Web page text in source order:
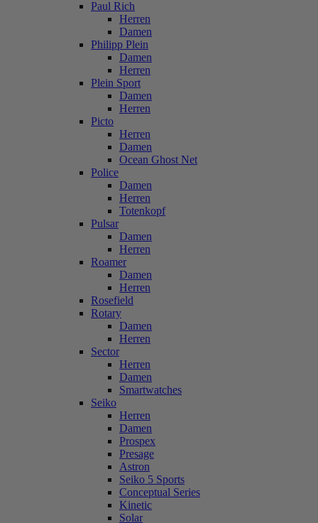
Paul Rich
Herren
Damen
Philipp Plein
Damen
Herren
Plein Sport
Damen
Herren
Picto
Herren
Damen
Ocean Ghost Net
Police
Damen
Herren
Totenkopf
Pulsar
Damen
Herren
Roamer
Damen
Herren
Rosefield
Rotary
Damen
Herren
Sector
Herren
Damen
Smartwatches
Seiko
Herren
Damen
Prospex
Presage
Astron
Seiko 5 Sports
Conceptual Series
Kinetic
Solar